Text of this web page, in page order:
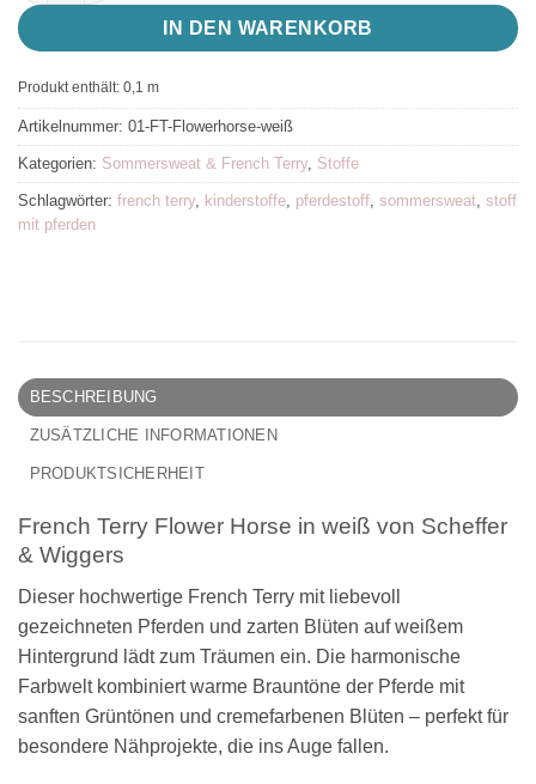
IN DEN WARENKORB
Produkt enthält: 0,1 m
Artikelnummer: 01-FT-Flowerhorse-weiß
Kategorien: Sommersweat & French Terry Stoffe
Schlagwörter: french terry kinderstoffe pferdestoff sommersweat stoff
mit pferden
BESCHREIBUNG
ZUSÄTZLICHE INFORMATIONEN
PRODUKTSICHERHEIT
French Terry Flower Horse in weiß von Scheffer
& Wiggers
Dieser hochwertige French Terry mit liebevoll
gezeichneten Pferden und zarten Blüten auf weißem
Hintergrund lädt zum Träumen ein. Die harmonische
Farbwelt kombiniert warme Brauntöne der Pferde mit
sanften Grüntönen und cremefarbenen Blüten – perfekt für
besondere Nähprojekte, die ins Auge fallen.